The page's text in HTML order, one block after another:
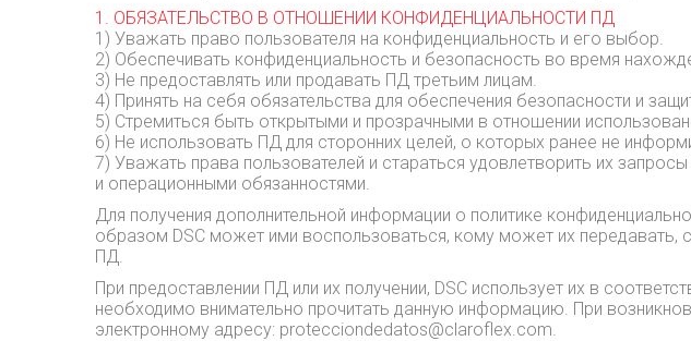
1. ОБЯЗАТЕЛЬСТВО В ОТНОШЕНИИ КОНФИДЕНЦИАЛЬНОСТИ ПД
1) Уважать право пользователя на конфиденциальность и его выбор.
2) Обеспечивать конфиденциальность и безопасность во время
3) Не предоставлять или продавать ПД третьим лицам.
4) Принять на себя обязательства для обеспечения безопасности и
5) Стремиться быть открытыми и прозрачными в отношении
6) Не использовать ПД для сторонних целей, о которых ранее не
7) Уважать права пользователей и стараться удовлетворить их
и операционными обязанностями.
Для получения дополнительной информации о политике
образом DSC может ими воспользоваться, кому может их
ПД.
При предоставлении ПД или их получении, DSC использует их в
необходимо внимательно прочитать данную информацию. При
электронному адресу: protecciondedatos@claroflex.com.